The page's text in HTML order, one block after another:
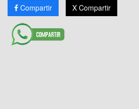
Compartir X Compartir